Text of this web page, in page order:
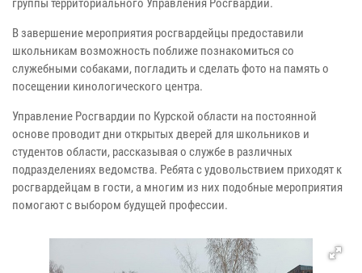
группы территориального Управления Росгвардии.
В завершение мероприятия росгвардейцы предоставили
школьникам возможность поближе познакомиться со
служебными собаками, погладить и сделать фото на память о
посещении кинологического центра.
Управление Росгвардии по Курской области на постоянной
основе проводит дни открытых дверей для школьников и
студентов области, рассказывая о службе в различных
подразделениях ведомства. Ребята с удовольствием приходят к
росгвардейцам в гости, а многим из них подобные мероприятия
помогают с выбором будущей профессии.